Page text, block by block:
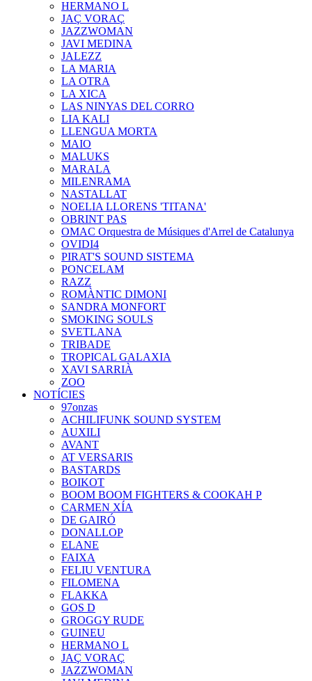
HERMANO L
JAÇ VORAÇ
JAZZWOMAN
JAVI MEDINA
JALEZZ
LA MARIA
LA OTRA
LA XICA
LAS NINYAS DEL CORRO
LIA KALI
LLENGUA MORTA
MAIO
MALUKS
MARALA
MILENRAMA
NASTALLAT
NOELIA LLORENS 'TITANA'
OBRINT PAS
OMAC Orquestra de Músiques d'Arrel de Catalunya
OVIDI4
PIRAT'S SOUND SISTEMA
PONCELAM
RAZZ
ROMÀNTIC DIMONI
SANDRA MONFORT
SMOKING SOULS
SVETLANA
TRIBADE
TROPICAL GALAXIA
XAVI SARRIÀ
ZOO
NOTÍCIES
97onzas
ACHILIFUNK SOUND SYSTEM
AUXILI
AVANT
AT VERSARIS
BASTARDS
BOIKOT
BOOM BOOM FIGHTERS & COOKAH P
CARMEN XÍA
DE GAIRÓ
DONALLOP
ELANE
FAIXA
FELIU VENTURA
FILOMENA
FLAKKA
GOS D
GROGGY RUDE
GUINEU
HERMANO L
JAÇ VORAÇ
JAZZWOMAN